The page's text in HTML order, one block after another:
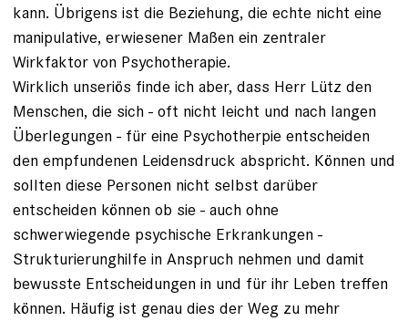
kann. Übrigens ist die Beziehung, die echte nicht eine
manipulative, erwiesener Maßen ein zentraler
Wirkfaktor von Psychotherapie.
Wirklich unseriös finde ich aber, dass Herr Lütz den
Menschen, die sich - oft nicht leicht und nach langen
Überlegungen - für eine Psychotherpie entscheiden
den empfundenen Leidensdruck abspricht. Können und
sollten diese Personen nicht selbst darüber
entscheiden können ob sie - auch ohne
schwerwiegende psychische Erkrankungen -
Strukturierunghilfe in Anspruch nehmen und damit
bewusste Entscheidungen in und für ihr Leben treffen
können. Häufig ist genau dies der Weg zu mehr